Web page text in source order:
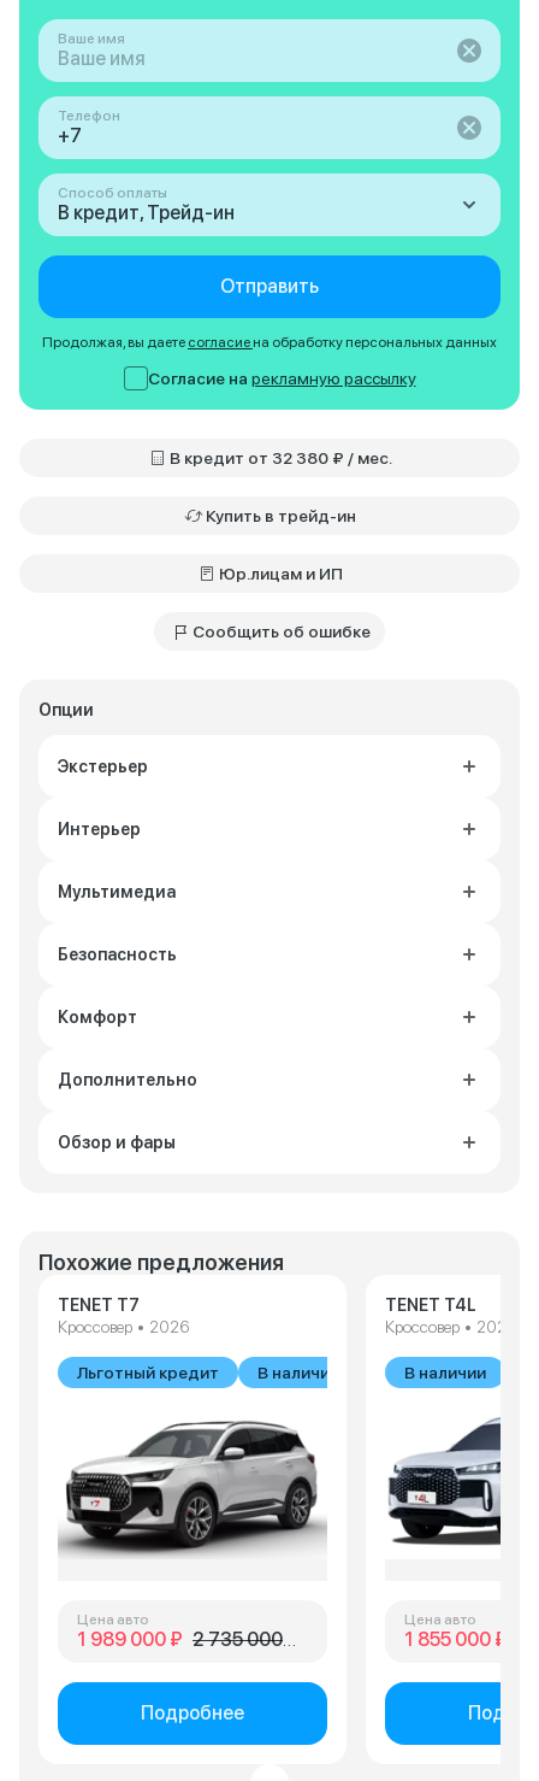
Опции
Экстерьер
Интерьер
Мультимедиа
Безопасность
Комфорт
Дополнительно
Обзор и фары
Ваше имя
Телефон
Способ оплаты
В кредит, Трейд-ин
Отправить
Продолжая, вы даете согласие на обработку персональных данных
Согласие на рекламную рассылку
В кредит от 32 380 ₽ / мес.
Купить в трейд-ин
Юр.лицам и ИП
Сообщить об ошибке
Похожие предложения
TENET T7
Кроссовер • 2026
Льготный кредит В наличии
Цена авто
1 989 000 ₽ 2 735 000 ₽
Подробнее
TENET T4L
Кроссовер • 2026
В наличии
Цена авто
1 855 000 ₽